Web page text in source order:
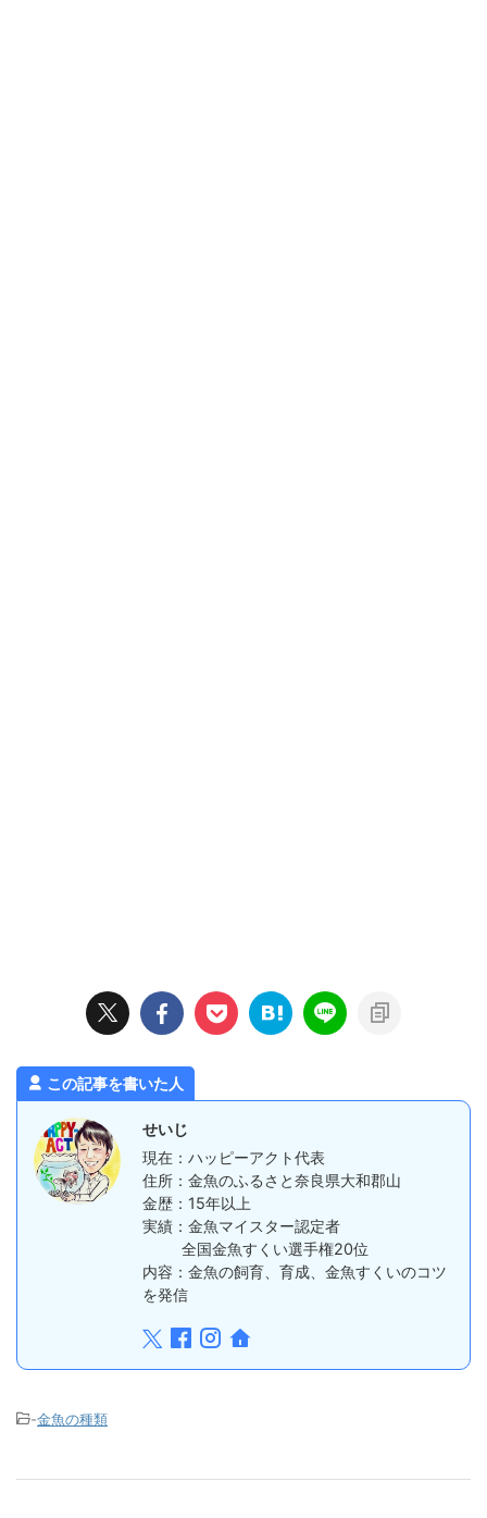
この記事を書いた人
せいじ
現在：ハッピーアクト代表
住所：金魚のふるさと奈良県大和郡山
金歴：15年以上
実績：金魚マイスター認定者
全国金魚すくい選手権20位
内容：金魚の飼育、育成、金魚すくいのコツ
を発信
-金魚の種類